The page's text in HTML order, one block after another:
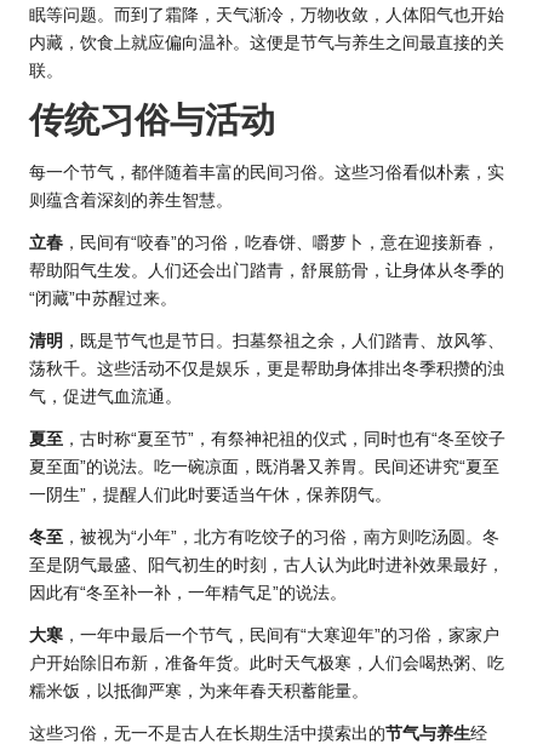
眠等问题。而到了霜降，天气渐冷，万物收敛，人体阳气也开始
内藏，饮食上就应偏向温补。这便是节气与养生之间最直接的关
联。
传统习俗与活动
每一个节气，都伴随着丰富的民间习俗。这些习俗看似朴素，实
则蕴含着深刻的养生智慧。
立春 ，民间有“咬春”的习俗，吃春饼、嚼萝卜，意在迎接新春，
帮助阳气生发。人们还会出门踏青，舒展筋骨，让身体从冬季的
“闭藏”中苏醒过来。
清明 ，既是节气也是节日。扫墓祭祖之余，人们踏青、放风筝、
荡秋千。这些活动不仅是娱乐，更是帮助身体排出冬季积攒的浊
气，促进气血流通。
夏至 ，古时称“夏至节”，有祭神祀祖的仪式，同时也有“冬至饺子
夏至面”的说法。吃一碗凉面，既消暑又养胃。民间还讲究“夏至
一阴生”，提醒人们此时要适当午休，保养阴气。
冬至 ，被视为“小年”，北方有吃饺子的习俗，南方则吃汤圆。冬
至是阴气最盛、阳气初生的时刻，古人认为此时进补效果最好，
因此有“冬至补一补，一年精气足”的说法。
大寒 ，一年中最后一个节气，民间有“大寒迎年”的习俗，家家户
户开始除旧布新，准备年货。此时天气极寒，人们会喝热粥、吃
糯米饭，以抵御严寒，为来年春天积蓄能量。
这些习俗，无一不是古人在长期生活中摸索出的节气与养生经